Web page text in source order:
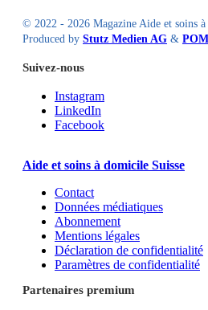
© 2022 - 2026 Magazine Aide et soins
Produced by Stutz Medien AG &
Suivez-nous
Instagram
LinkedIn
Facebook
Aide et soins à domicile Suisse
Contact
Données médiatiques
Abonnement
Mentions légales
Déclaration de confidentialité
Paramètres de confidentialité
Partenaires premium